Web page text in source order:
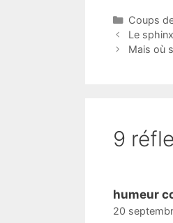
Coups
Le
Mais où
9
humeur
20